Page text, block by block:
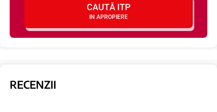
CAUTĂ ITP
IN APROPIERE
RECENZII